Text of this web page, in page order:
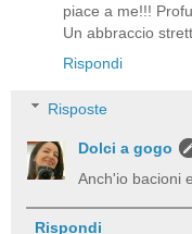
piace a me!!!
Un abbraccio
Rispondi
Risposte
Dolci a gogo
Anch'io bacioni
Rispondi